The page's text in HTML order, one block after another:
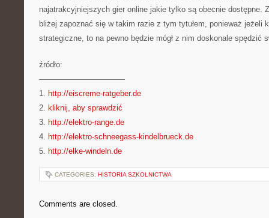
najatrakcyjniejszych gier online jakie tylko są obecnie dostępne.
bliżej zapoznać się w takim razie z tym tytułem, ponieważ jeżeli
strategiczne, to na pewno będzie mógł z nim doskonale spędzić
źródło:
———————————
1. http://eiscreme-ratgeber.de
2. kliknij, aby sprawdzić
3. http://elektro-range.de
4. http://elektro-schneegass-kindelbrueck.de
5. http://elke-windeln.de
CATEGORIES: HISTORIA SZKOLNICTWA
Comments are closed.